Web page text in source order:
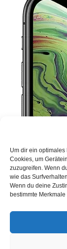
Um dir ein
Cookies, um
zuzugreifen. Wenn
wie das
Wenn du deine
bestimmte